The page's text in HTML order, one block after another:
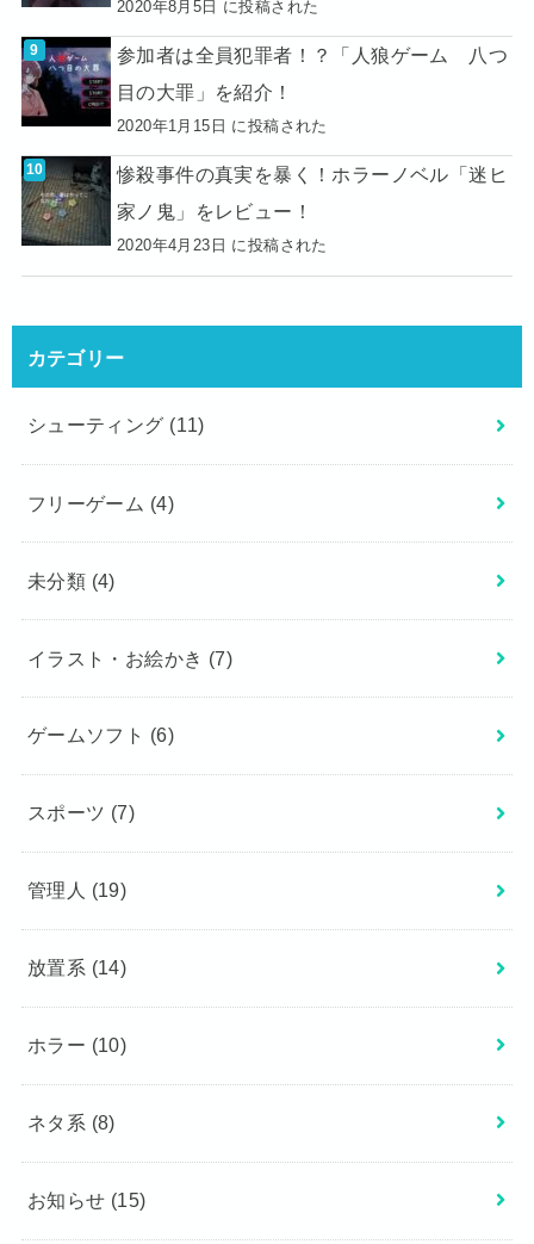
2020年8月5日 に投稿された
参加者は全員犯罪者！？「人狼ゲーム 八つ
目の大罪」を紹介！
2020年1月15日 に投稿された
惨殺事件の真実を暴く！ホラーノベル「迷ヒ
家ノ鬼」をレビュー！
2020年4月23日 に投稿された
カテゴリー
シューティング (11)
フリーゲーム (4)
未分類 (4)
イラスト・お絵かき (7)
ゲームソフト (6)
スポーツ (7)
管理人 (19)
放置系 (14)
ホラー (10)
ネタ系 (8)
お知らせ (15)